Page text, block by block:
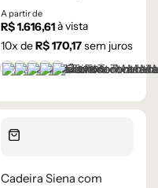
A partir de
R$1.616,61à vista
10x deR$170,17sem juros
Castanho
Castanho Médio
Laca Branco
Laca Cinza
Laca Preta
+2 cores
Cadeira Siena com